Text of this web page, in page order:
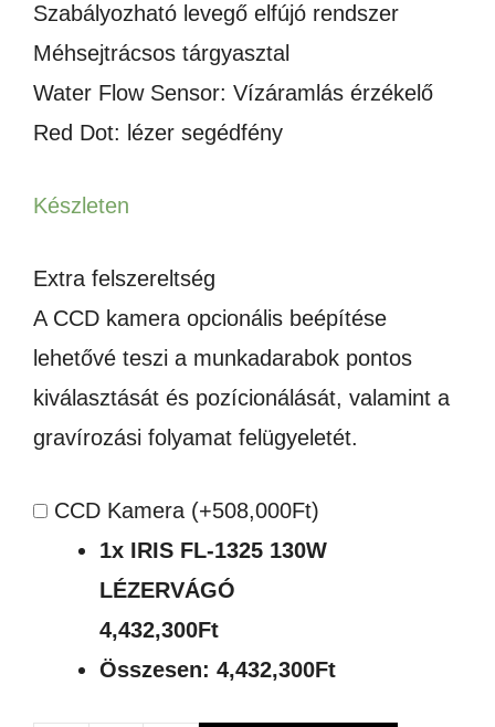
Szabályozható levegő elfújó rendszer
Méhsejtrácsos tárgyasztal
Water Flow Sensor: Vízáramlás érzékelő
Red Dot: lézer segédfény
Készleten
Extra felszereltség
A CCD kamera opcionális beépítése
lehetővé teszi a munkadarabok pontos
kiválasztását és pozícionálását, valamint a
gravírozási folyamat felügyeletét.
CCD Kamera (+508,000Ft)
1x IRIS FL-1325 130W
LÉZERVÁGÓ
4,432,300Ft
Összesen: 4,432,300Ft